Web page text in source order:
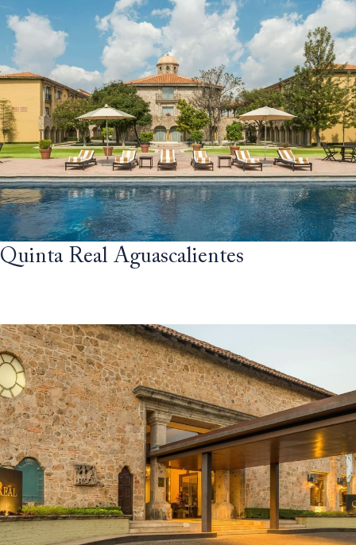
Quinta Real Aguascalientes